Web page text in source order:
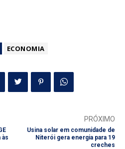
ECONOMIA
às
PRÓXIMO
Usina solar em comunidade de
Niterói gera energia para 19
creches